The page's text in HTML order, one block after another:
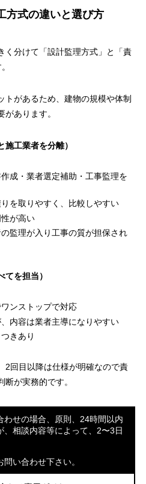
方式の違いと選び方
く分けて「設計監理方式」と「責
トがあるため、建物の規模や体制
あります。
工業者を分離）
成・業者選定補助・工事監理を
を取りやすく、比較しやすい
が高い
監理が入り工事の質が担保され
を担当）
ンストップで対応
内容は業者主導になりやすい
きあり
2回目以降は仕様が明確なので責
が実務的です。
せの場合、原則、24時間以内
、相談内容等によって、2〜3日
い合わせ下さい。